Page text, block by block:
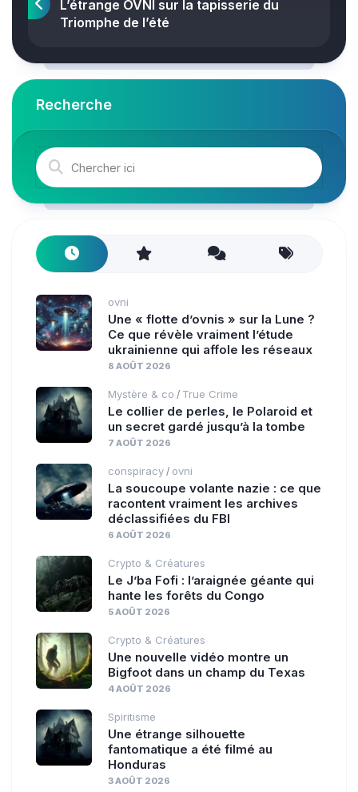
L’étrange OVNI sur la tapisserie du
Triomphe de l’été
Recherche
ovni
Une « flotte d’ovnis » sur la Lune ?
Ce que révèle vraiment l’étude
ukrainienne qui affole les réseaux
8 AOÛT 2026
Mystère & co / True Crime
Le collier de perles, le Polaroid et
un secret gardé jusqu’à la tombe
7 AOÛT 2026
conspiracy / ovni
La soucoupe volante nazie : ce que
racontent vraiment les archives
déclassifiées du FBI
6 AOÛT 2026
Crypto & Créatures
Le J’ba Fofi : l’araignée géante qui
hante les forêts du Congo
5 AOÛT 2026
Crypto & Créatures
Une nouvelle vidéo montre un
Bigfoot dans un champ du Texas
4 AOÛT 2026
Spiritisme
Une étrange silhouette
fantomatique a été filmé au
Honduras
3 AOÛT 2026